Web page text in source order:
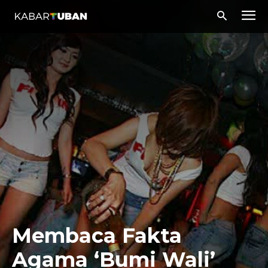
Membaca Fakta
Agama ‘Bumi Wali’